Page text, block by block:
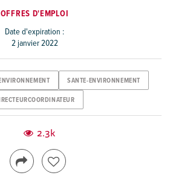
OFFRES D'EMPLOI
Date d'expiration :
2 janvier 2022
SANTE-ENVIRONNEMENT
2.3k